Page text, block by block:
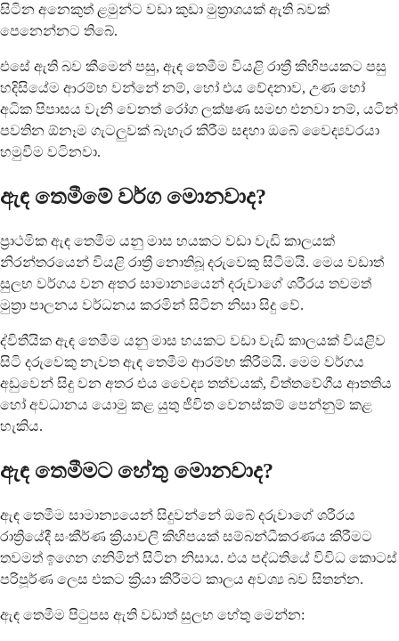
සිටින අනෙකුත් ළමුන්ට වඩා කුඩා මුත්‍රාශයක් ඇති බවක්
පෙනෙන්නට තිබේ.
එසේ ඇති බව කීමෙන් පසු, ඇඳ තෙමීම වියළි රාත්‍රී කිහිපයකට පසු
හදිසියේම ආරම්භ වන්නේ නම්, හෝ එය වේදනාව, උණ හෝ
අධික පිපාසය වැනි වෙනත් රෝග ලක්ෂණ සමඟ එනවා නම්, යටින්
පවතින ඕනෑම ගැටලුවක් බැහැර කිරීම සඳහා ඔබේ වෛද්‍යවරයා
හමුවීම වටිනවා.
ඇඳ තෙමීමේ වර්ග මොනවාද?
ප්‍රාථමික ඇඳ තෙමීම යනු මාස හයකට වඩා වැඩි කාලයක්
නිරන්තරයෙන් වියළි රාත්‍රී නොතිබූ දරුවෙකු සිටීමයි. මෙය වඩාත්
සුලභ වර්ගය වන අතර සාමාන්‍යයෙන් දරුවාගේ ශරීරය තවමත්
මුත්‍රා පාලනය වර්ධනය කරමින් සිටින නිසා සිදු වේ.
ද්විතීයික ඇඳ තෙමීම යනු මාස හයකට වඩා වැඩි කාලයක් වියළිව
සිටි දරුවෙකු නැවත ඇඳ තෙමීම ආරම්භ කිරීමයි. මෙම වර්ගය
අඩුවෙන් සිදු වන අතර එය වෛද්‍ය තත්වයක්, චිත්තවේගීය ආතතිය
හෝ අවධානය යොමු කළ යුතු ජීවිත වෙනස්කම් පෙන්නුම් කළ
හැකිය.
ඇඳ තෙමීමට හේතු මොනවාද?
ඇඳ තෙමීම සාමාන්‍යයෙන් සිදුවන්නේ ඔබේ දරුවාගේ ශරීරය
රාත්‍රියේදී සංකීර්ණ ක්‍රියාවලි කිහිපයක් සම්බන්ධීකරණය කිරීමට
තවමත් ඉගෙන ගනිමින් සිටින නිසාය. එය පද්ධතියේ විවිධ කොටස්
පරිපූර්ණ ලෙස එකට ක්‍රියා කිරීමට කාලය අවශ්‍ය බව සිතන්න.
ඇඳ තෙමීම පිටුපස ඇති වඩාත් සුලභ හේතු මෙන්න: